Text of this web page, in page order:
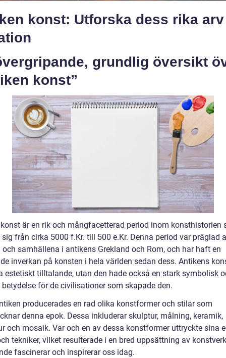
konst: Utforska dess rika
grundlig översikt
konst”
är en rik och mångfacetterad period inom konsthistorien
från cirka 5000 f.Kr. till 500 e.Kr. Denna period var präglad
och samhällena i antikens Grekland och Rom, och har haft en
inverkan på konsten i hela världen sedan dess. Antikens
estetiskt tilltalande, utan den hade också en stark symbolisk
för de civilisationer som skapade den.
producerades en rad olika konstformer och stilar som
denna epok. Dessa inkluderar skulptur, målning, keramik,
och mosaik. Var och en av dessa konstformer uttryckte sina
tekniker, vilket resulterade i en bred uppsättning av
fascinerar och inspirerar oss idag.